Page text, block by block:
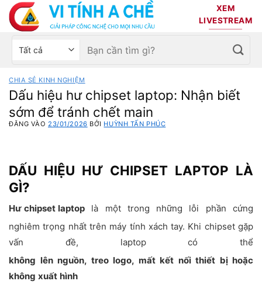
Bỏ
qua
nội
dung
XEM
LIVESTREAM
Chọn
sản
phẩm
Tìm
kiếm:
CHIA SẺ KINH NGHIỆM
Dấu hiệu hư chipset laptop: Nhận biết
sớm để tránh chết main
ĐĂNG VÀO23/01/2026 BỞI HUỲNH TẤN PHÚC
DẤU HIỆU HƯ CHIPSET LAPTOP LÀ
GÌ?
Hư chipset laptop là một trong những lỗi phần cứng
nghiêm trọng nhất trên máy tính xách tay. Khi chipset gặp
vấn đề, laptop có thể
không lên nguồn, treo logo, mất kết nối thiết bị hoặc
không xuất hình